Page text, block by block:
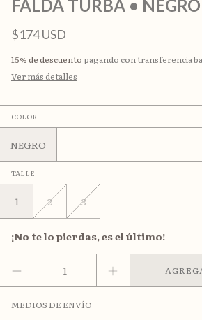
FALDA TURBA • NEGRO
$174 USD
15% de descuento pagando con transferencia
Ver más detalles
COLOR
NEGRO
TALLE
1 2 3
¡No te lo pierdas, es el último!
MEDIOS DE ENVÍO